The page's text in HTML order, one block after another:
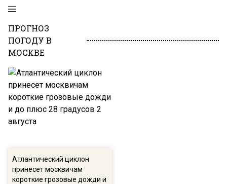
ПРОГНОЗ
ПОГОДУ В
МОСКВЕ
Атлантический циклон
принесет москвичам
короткие грозовые дожди и